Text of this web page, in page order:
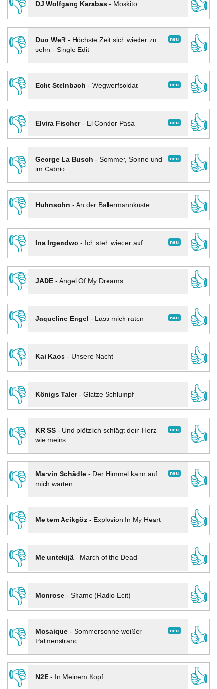
👎 DJ Wolfgang Karabas- Moskito
👍
👎
neu
Duo WeR- Höchste Zeit sich wieder zu
sehn - Single Edit
👍
👎
neu
Echt Steinbach - Wegwerfsoldat
👍
👎
neu
Elvira Fischer- El Condor Pasa
👍
👎
neu
George La Busch - Sommer, Sonne und
im Cabrio
👍
👎
Huhnsohn - An der Ballermannküste
👍
👎
neu
Ina Irgendwo - Ich steh wieder auf
👍
👎
JADE- Angel Of My Dreams
👍
👎
neu
Jaqueline Engel - Lass mich raten
👍
👎
Kai Kaos- Unsere Nacht
👍
👎
Königs Taler- Glatze Schlumpf
👍
👎
neu
KRiSS- Und plötzlich schlägt dein Herz
wie meins
👍
👎 neu
Marvin Schädle- Der Himmel kann auf
mich warten
👍
👎
Meltem Acikgöz- Explosion In My Heart
👍
👎
Meluntekijä- March of the Dead
👍
👎
Monrose- Shame (Radio Edit)
👍
👎
neu
Mosaique- Sommersonne weißer
Palmenstrand
👍
👎
N2E- In Meinem Kopf
👍